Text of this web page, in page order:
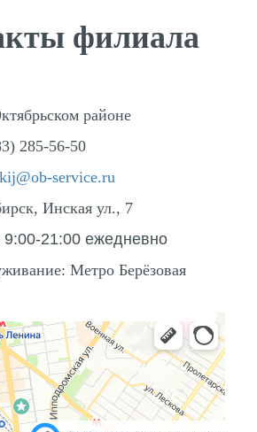
филиала
районе
285-56-50
service.ru
Инская ул., 7
9:00-21:00 ежедневно
Метро Берёзовая